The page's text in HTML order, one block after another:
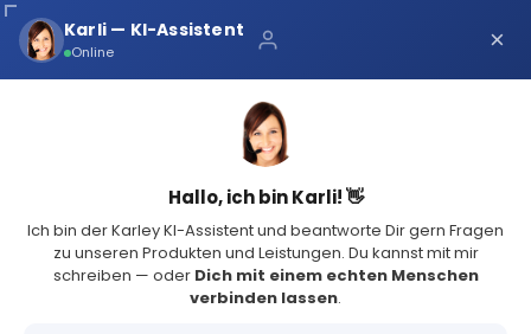
Über uns
Schnelle Lieferung
4.8(73 Bewertungen)
×
Karli — KI-Assistent
Online ×
Hallo, ich bin Karli! 👋
Ich bin der Karley KI-Assistent und beantworte Dir gern Fragen
zu unseren Produkten und Leistungen. Du kannst mit mir
schreiben — oder Dich mit einem echten Menschen
verbinden lassen.